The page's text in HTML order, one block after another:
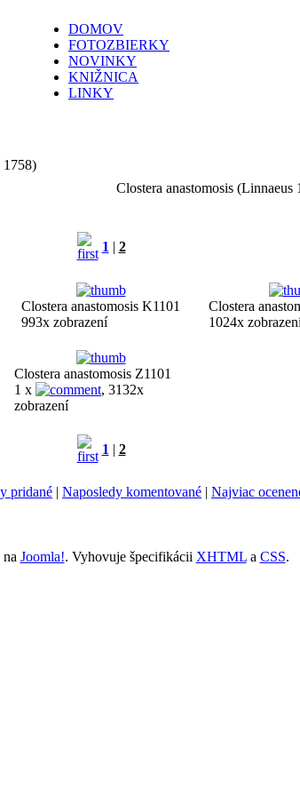
DOMOV
FOTOZBIERKY
NOVINKY
KNIŽNICA
LINKY
1758)
Clostera anastomosis (Linnaeus
1 | 2
Clostera anastomosis K1101
993x zobrazení
Clostera
1024x
Clostera anastomosis Z1101
1 x
, 3132x
zobrazení
1 | 2
pridané | Naposledy komentované | Najviac
Joomla!. Vyhovuje špecifikácii XHTMLa CSS.